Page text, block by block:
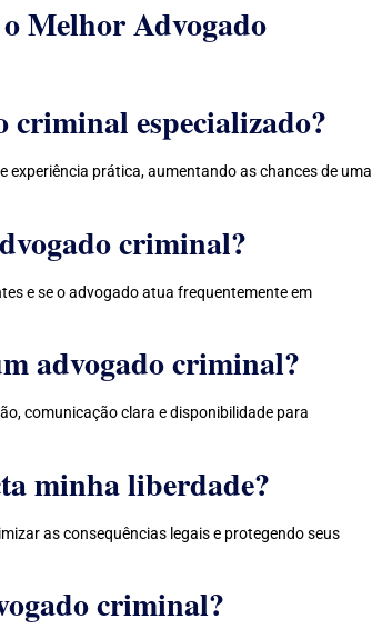
Melhor Advogado
criminal especializado?
prática, aumentando as chances de uma
criminal?
e se o advogado atua frequentemente em
advogado criminal?
comunicação clara e disponibilidade para
minha liberdade?
as consequências legais e protegendo seus
criminal?